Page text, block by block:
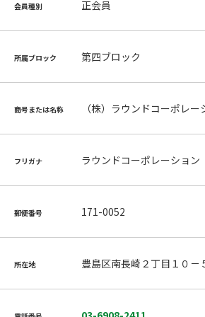
会員種別 正会員
所属ブロック 第四ブロック
商号または名称 （株）ラウンドコーポレ
フリガナ ラウンドコーポレーション
郵便番号 171-0052
所在地 豊島区南長崎２丁目１０